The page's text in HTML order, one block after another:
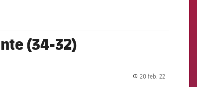
(34-32)
20 feb. 22